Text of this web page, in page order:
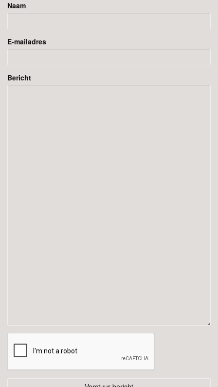
Naam
E-mailadres
Bericht